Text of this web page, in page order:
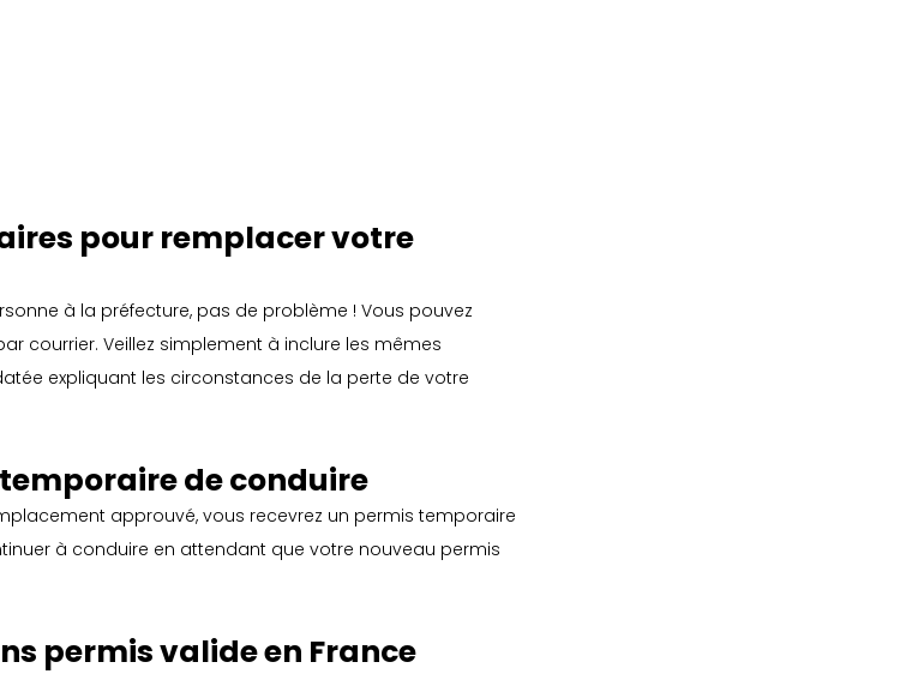
pour remplacer votre
à la préfecture, pas de problème ! Vous pouvez
courrier. Veillez simplement à inclure les mêmes
expliquant les circonstances de la perte de votre
de conduire
approuvé, vous recevrez un permis temporaire
à conduire en attendant que votre nouveau permis
permis valide en France